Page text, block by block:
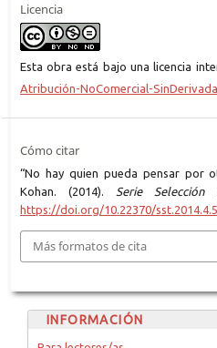
Licencia
Esta obra está bajo una licencia
Atribución-NoComercial-
Cómo citar
“No hay quien pueda pensar por
Kohan. (2014). Serie
https://doi.org/10.22370/
Más formatos de cita
INFORMACIÓN